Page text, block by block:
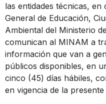
las entidades técnicas,
General de Educación,
Ambiental del Ministerio
comunican al MINAM a
información que van a
públicos disponibles, en
cinco (45) días hábiles,
en vigencia de la